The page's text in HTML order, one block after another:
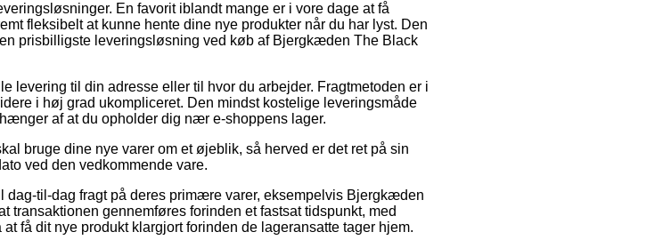
En favorit iblandt mange er i vore dage at få
fleksibelt at kunne hente dine nye produkter når du har lyst. Den
prisbilligste leveringsløsning ved køb af Bjergkæden The Black
levering til din adresse eller til hvor du arbejder. Fragtmetoden er i
i høj grad ukompliceret. Den mindst kostelige leveringsmåde
af at du opholder dig nær e-shoppens lager.
bruge dine nye varer om et øjeblik, så herved er det ret på sin
ved den vedkommende vare.
dag-til-dag fragt på deres primære varer, eksempelvis Bjergkæden
gennemføres forinden et fastsat tidspunkt, med
få dit nye produkt klargjort forinden de lageransatte tager hjem.